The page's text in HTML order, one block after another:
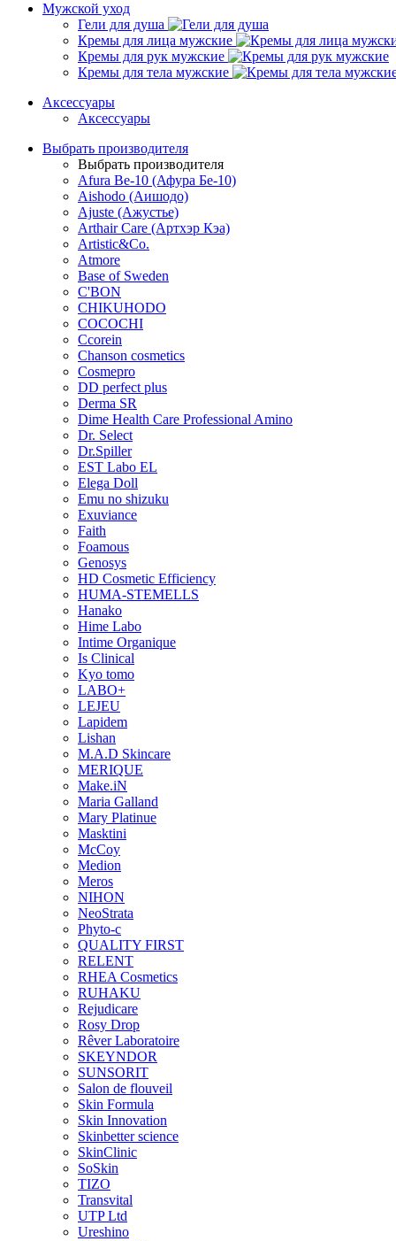
Мужской уход
Гели для душа
Кремы для лица мужские
Кремы для рук мужские
Кремы для тела мужские
Аксессуары
Аксессуары
Выбрать производителя
Выбрать производителя
Afura Be-10 (Афура Бе-10)
Aishodo (Аишодо)
Ajuste (Ажустье)
Arthair Care (Артхэр Кэа)
Artistic&Co.
Atmore
Base of Sweden
C'BON
CHIKUHODO
COCOCHI
Ccorein
Chanson cosmetics
Cosmepro
DD perfect plus
Derma SR
Dime Health Care Professional Amino
Dr. Select
Dr.Spiller
EST Labo EL
Elega Doll
Emu no shizuku
Exuviance
Faith
Foamous
Genosys
HD Cosmetic Efficiency
HUMA-STEMELLS
Hanako
Hime Labo
Intime Organique
Is Clinical
Kyo tomo
LABO+
LEJEU
Lapidem
Lishan
M.A.D Skincare
MERIQUE
Make.iN
Maria Galland
Mary Platinue
Masktini
McCoy
Medion
Meros
NIHON
NeoStrata
Phyto-c
QUALITY FIRST
RELENT
RHEA Cosmetics
RUHAKU
Rejudicare
Rosy Drop
Rêver Laboratoire
SKEYNDOR
SUNSORIT
Salon de flouveil
Skin Formula
Skin Innovation
Skinbetter science
SkinСlinic
SoSkin
TIZO
Transvital
UTP Ltd
Ureshino